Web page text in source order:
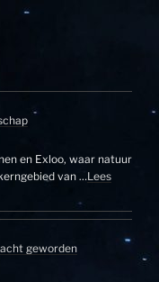
en Exloo, waar natuur
van …Lees
geworden